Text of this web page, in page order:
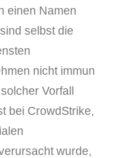
einen Namen
selbst die
nicht immun
Vorfall
bei CrowdStrike,
wurde,